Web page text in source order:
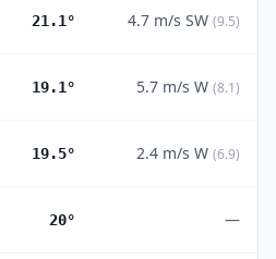
21.1° 4.7 m/s SW (9.5)
19.1° 5.7 m/s W (8.1)
19.5° 2.4 m/s W (6.9)
20° —